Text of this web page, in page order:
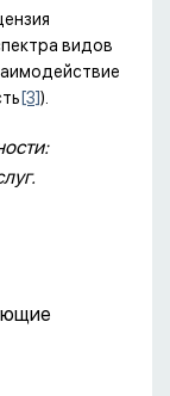
видов
[3]).